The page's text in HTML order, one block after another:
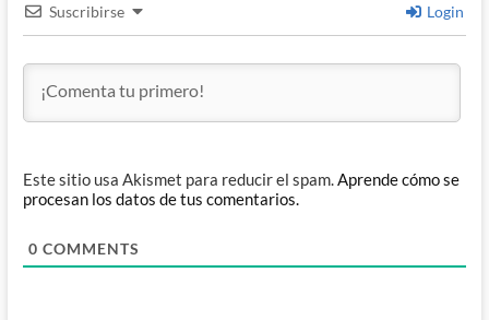
Suscribirse Login
Este sitio usa Akismet para reducir el spam.Aprende cómo se
procesan los datos de tus comentarios.
0 COMMENTS